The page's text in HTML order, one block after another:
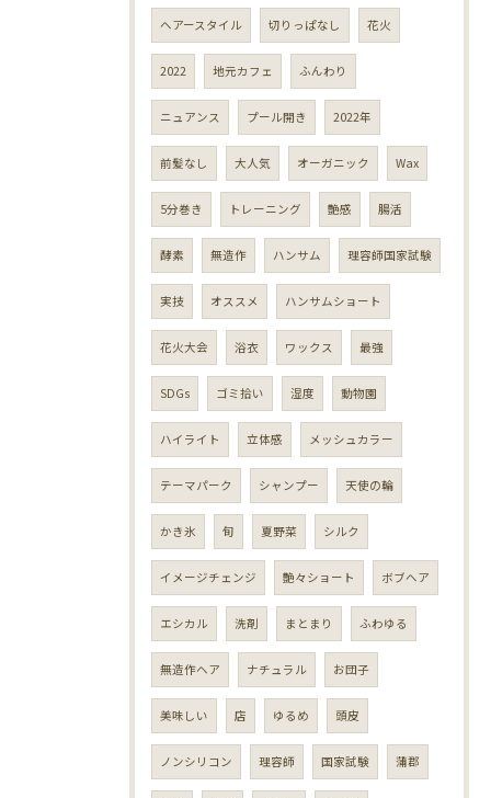
ヘアースタイル 切りっぱなし 花火
2022 地元カフェ ふんわり
ニュアンス プール開き 2022年
前髪なし 大人気 オーガニック Wax
5分巻き トレーニング 艶感 腸活
酵素 無造作 ハンサム 理容師国家試験
実技 オススメ ハンサムショート
花火大会 浴衣 ワックス 最強
SDGs ゴミ拾い 湿度 動物園
ハイライト 立体感 メッシュカラー
テーマパーク シャンプー 天使の輪
かき氷 旬 夏野菜 シルク
イメージチェンジ 艶々ショート ボブヘア
エシカル 洗剤 まとまり ふわゆる
無造作ヘア ナチュラル お団子
美味しい 店 ゆるめ 頭皮
ノンシリコン 理容師 国家試験 蒲郡